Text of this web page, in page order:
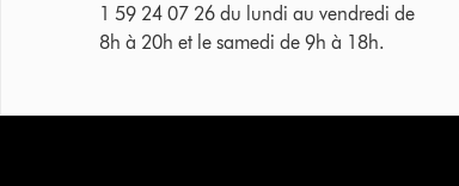
1 59 24 07 26 du lundi au vendredi de
8h à 20h et le samedi de 9h à 18h.